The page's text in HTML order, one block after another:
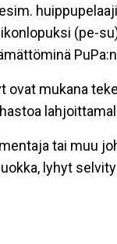
(pe-
ovat mukana
tai muu
lyhyt